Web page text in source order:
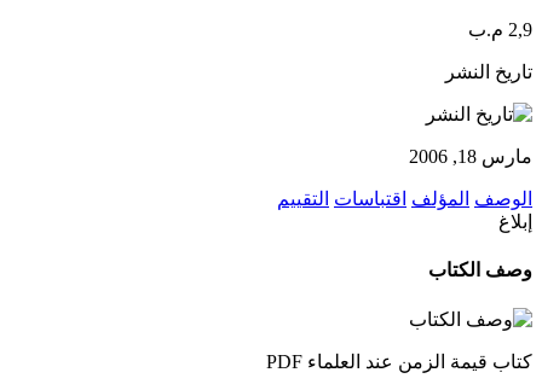
2,9 م.ب
تاريخ النشر
مارس 18, 2006
الوصف المؤلف اقتباسات التقييم
إبلاغ
وصف الكتاب
كتاب قيمة الزمن عند العلماء PDF